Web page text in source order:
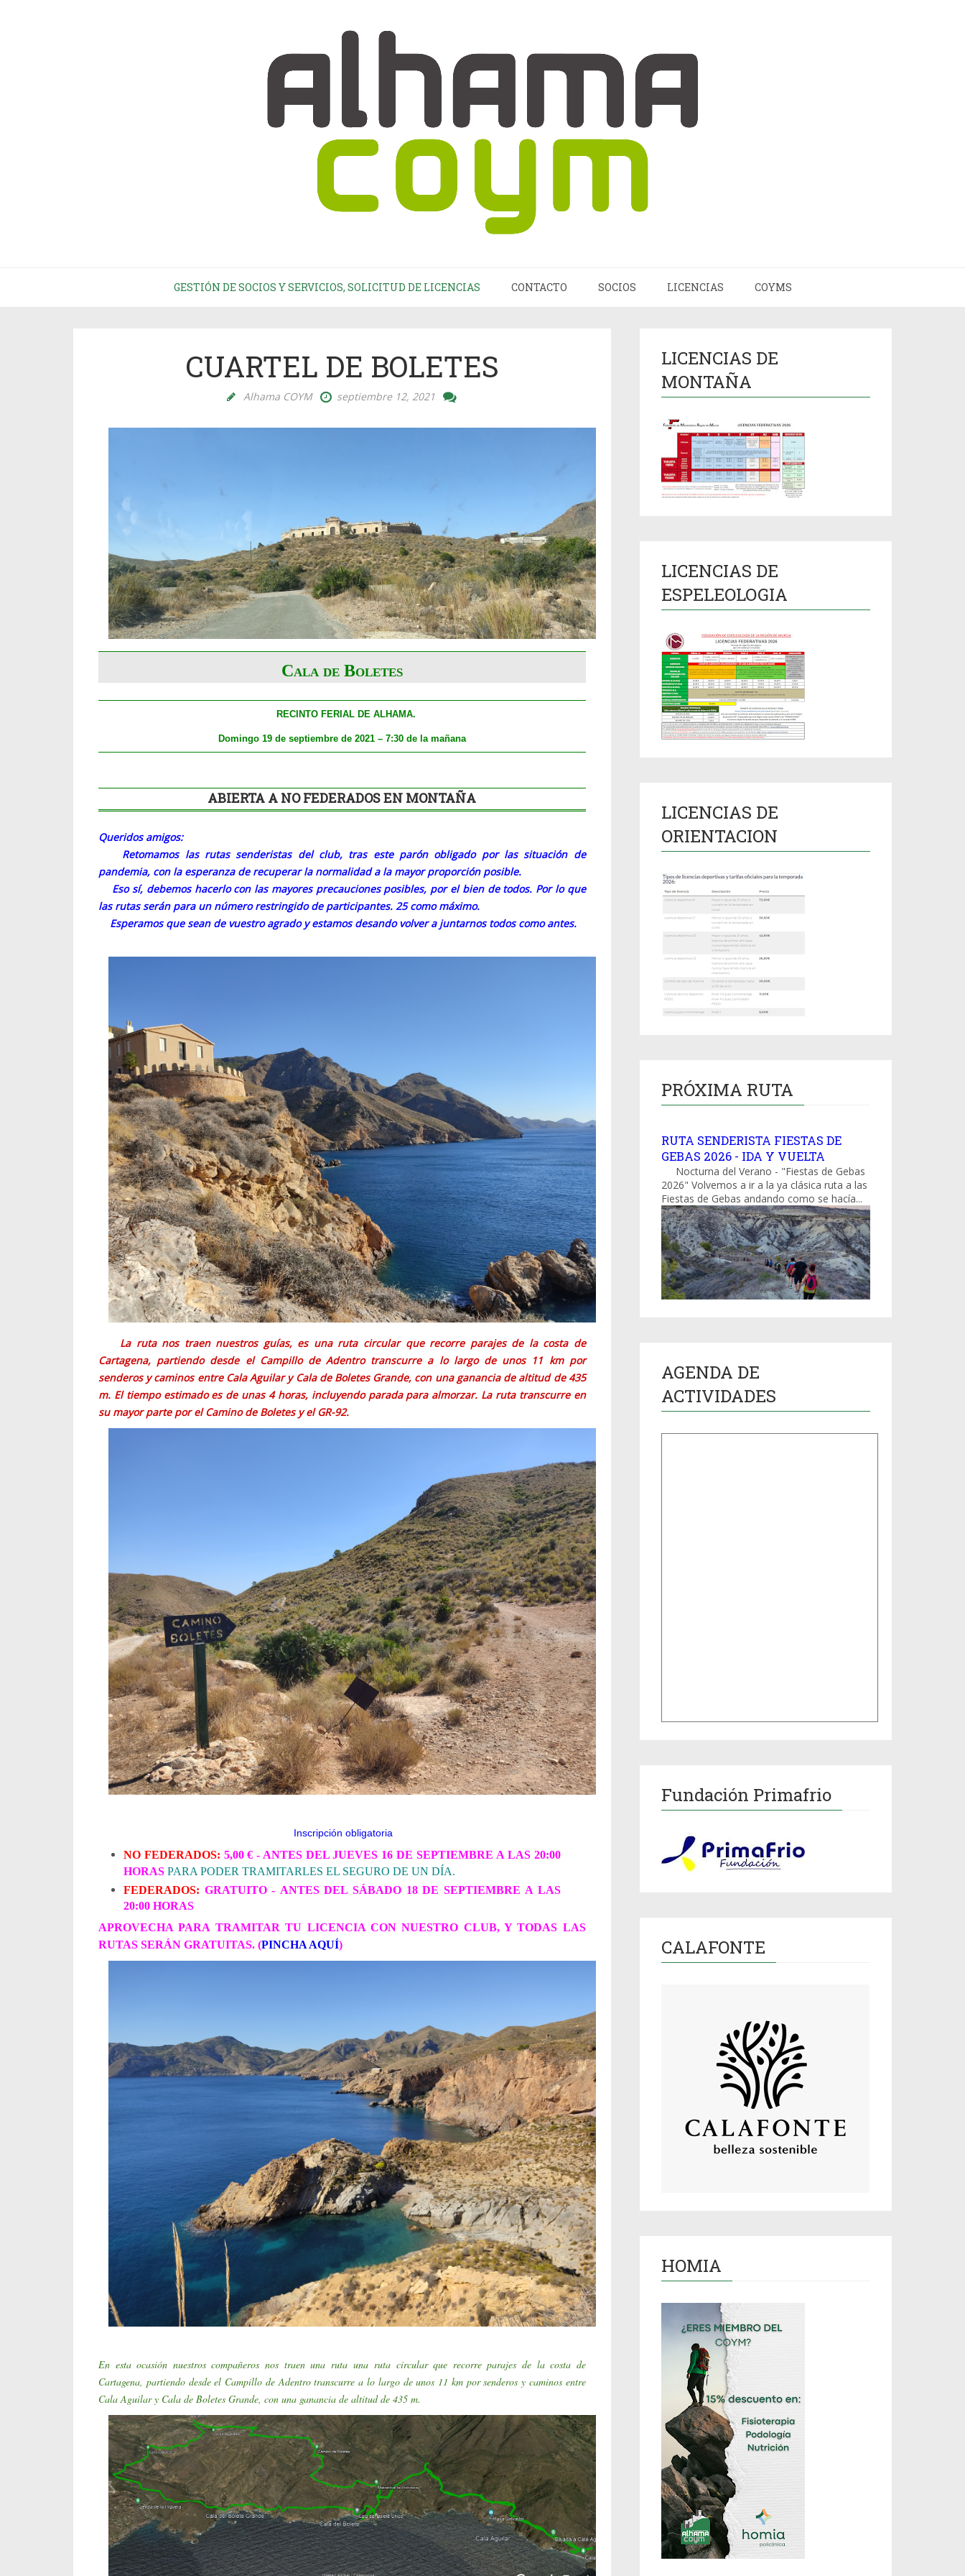
GESTIÓN DE SOCIOS Y SERVICIOS, SOLICITUD DE LICENCIAS CONTACTO SOCIOS LICENCIAS COYMS
CUARTEL DE BOLETES
Alhama COYM septiembre 12, 2021
Cala de Boletes
RECINTO FERIAL DE ALHAMA.
Domingo 19 de septiembre de 2021 – 7:30 de la mañana
ABIERTA A NO FEDERADOS EN MONTAÑA
Queridos amigos:
Retomamos las rutas senderistas del club, tras este parón obligado por las situación de
pandemia, con la esperanza de recuperar la normalidad a la mayor proporción posible.
Eso sí, debemos hacerlo con las mayores precauciones posibles, por el bien de todos. Por lo que
las rutas serán para un número restringido de participantes. 25 como máximo.
Esperamos que sean de vuestro agrado y estamos desando volver a juntarnos todos como antes.
La ruta nos traen nuestros guías, es una ruta circular que recorre parajes de la costa de
Cartagena, partiendo desde el Campillo de Adentro transcurre a lo largo de unos 11 km por
senderos y caminos entre Cala Aguilar y Cala de Boletes Grande, con una ganancia de altitud de 435
m. El tiempo estimado es de unas 4 horas, incluyendo parada para almorzar. La ruta transcurre en
su mayor parte por el Camino de Boletes y el GR-92.
Inscripción obligatoria
NO FEDERADOS: 5,00 € - ANTES DEL JUEVES 16 DE SEPTIEMBRE A LAS 20:00
HORAS PARA PODER TRAMITARLES EL SEGURO DE UN DÍA.
FEDERADOS: GRATUITO - ANTES DEL SÁBADO 18 DE SEPTIEMBRE A LAS
20:00 HORAS
APROVECHA PARA TRAMITAR TU LICENCIA CON NUESTRO CLUB, Y TODAS LAS
RUTAS SERÁN GRATUITAS. (PINCHA AQUÍ)
En esta ocasión nuestros compañeros nos traen una rutauna ruta circular que recorre parajes de la costa de
Cartagena, partiendo desde el Campillo de Adentro transcurre a lo largo de unos 11 km por senderos y caminos entre
Cala Aguilar y Cala de Boletes Grande, con una ganancia de altitud de 435 m.
LICENCIAS DE
MONTAÑA
LICENCIAS DE
ESPELEOLOGIA
LICENCIAS DE
ORIENTACION
PRÓXIMA RUTA
RUTA SENDERISTA FIESTAS DE
GEBAS 2026 - IDA Y VUELTA
Nocturna del Verano - "Fiestas de Gebas
2026" Volvemos a ir a la ya clásica ruta a las
Fiestas de Gebas andando como se hacía...
AGENDA DE
ACTIVIDADES
Fundación Primafrio
CALAFONTE
HOMIA